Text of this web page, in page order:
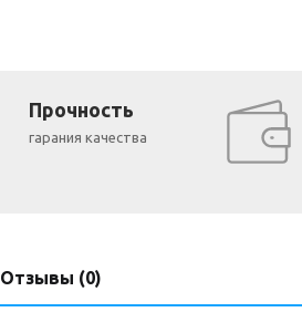
Прочность
гарания качества
Отзывы (0)